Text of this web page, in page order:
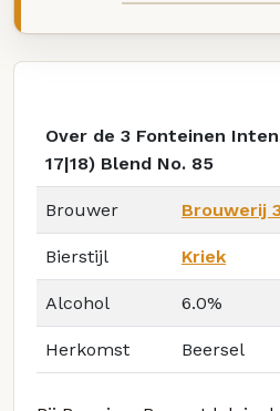
Over de 3 Fonteinen
17|18) Blend No. 85
Brouwer Brouwerij
Bierstijl Kriek
Alcohol 6.0%
Herkomst Beersel